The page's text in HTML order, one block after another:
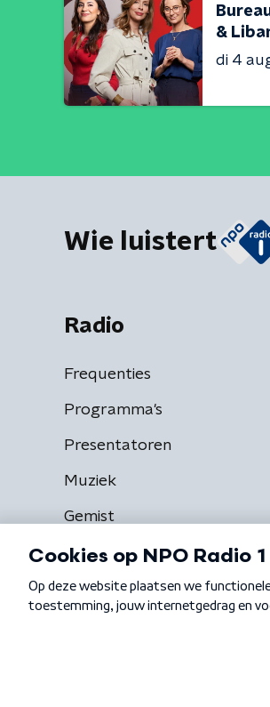
&
di 4
Wie luistert
Radio
Frequenties
Programma's
Presentatoren
Muziek
Gemist
Algemene voorwaarden